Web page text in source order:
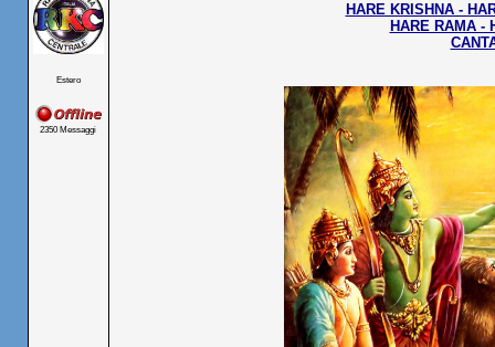
Estero
2350 Messaggi
HARE KRISHNA -
HARE RAMA -